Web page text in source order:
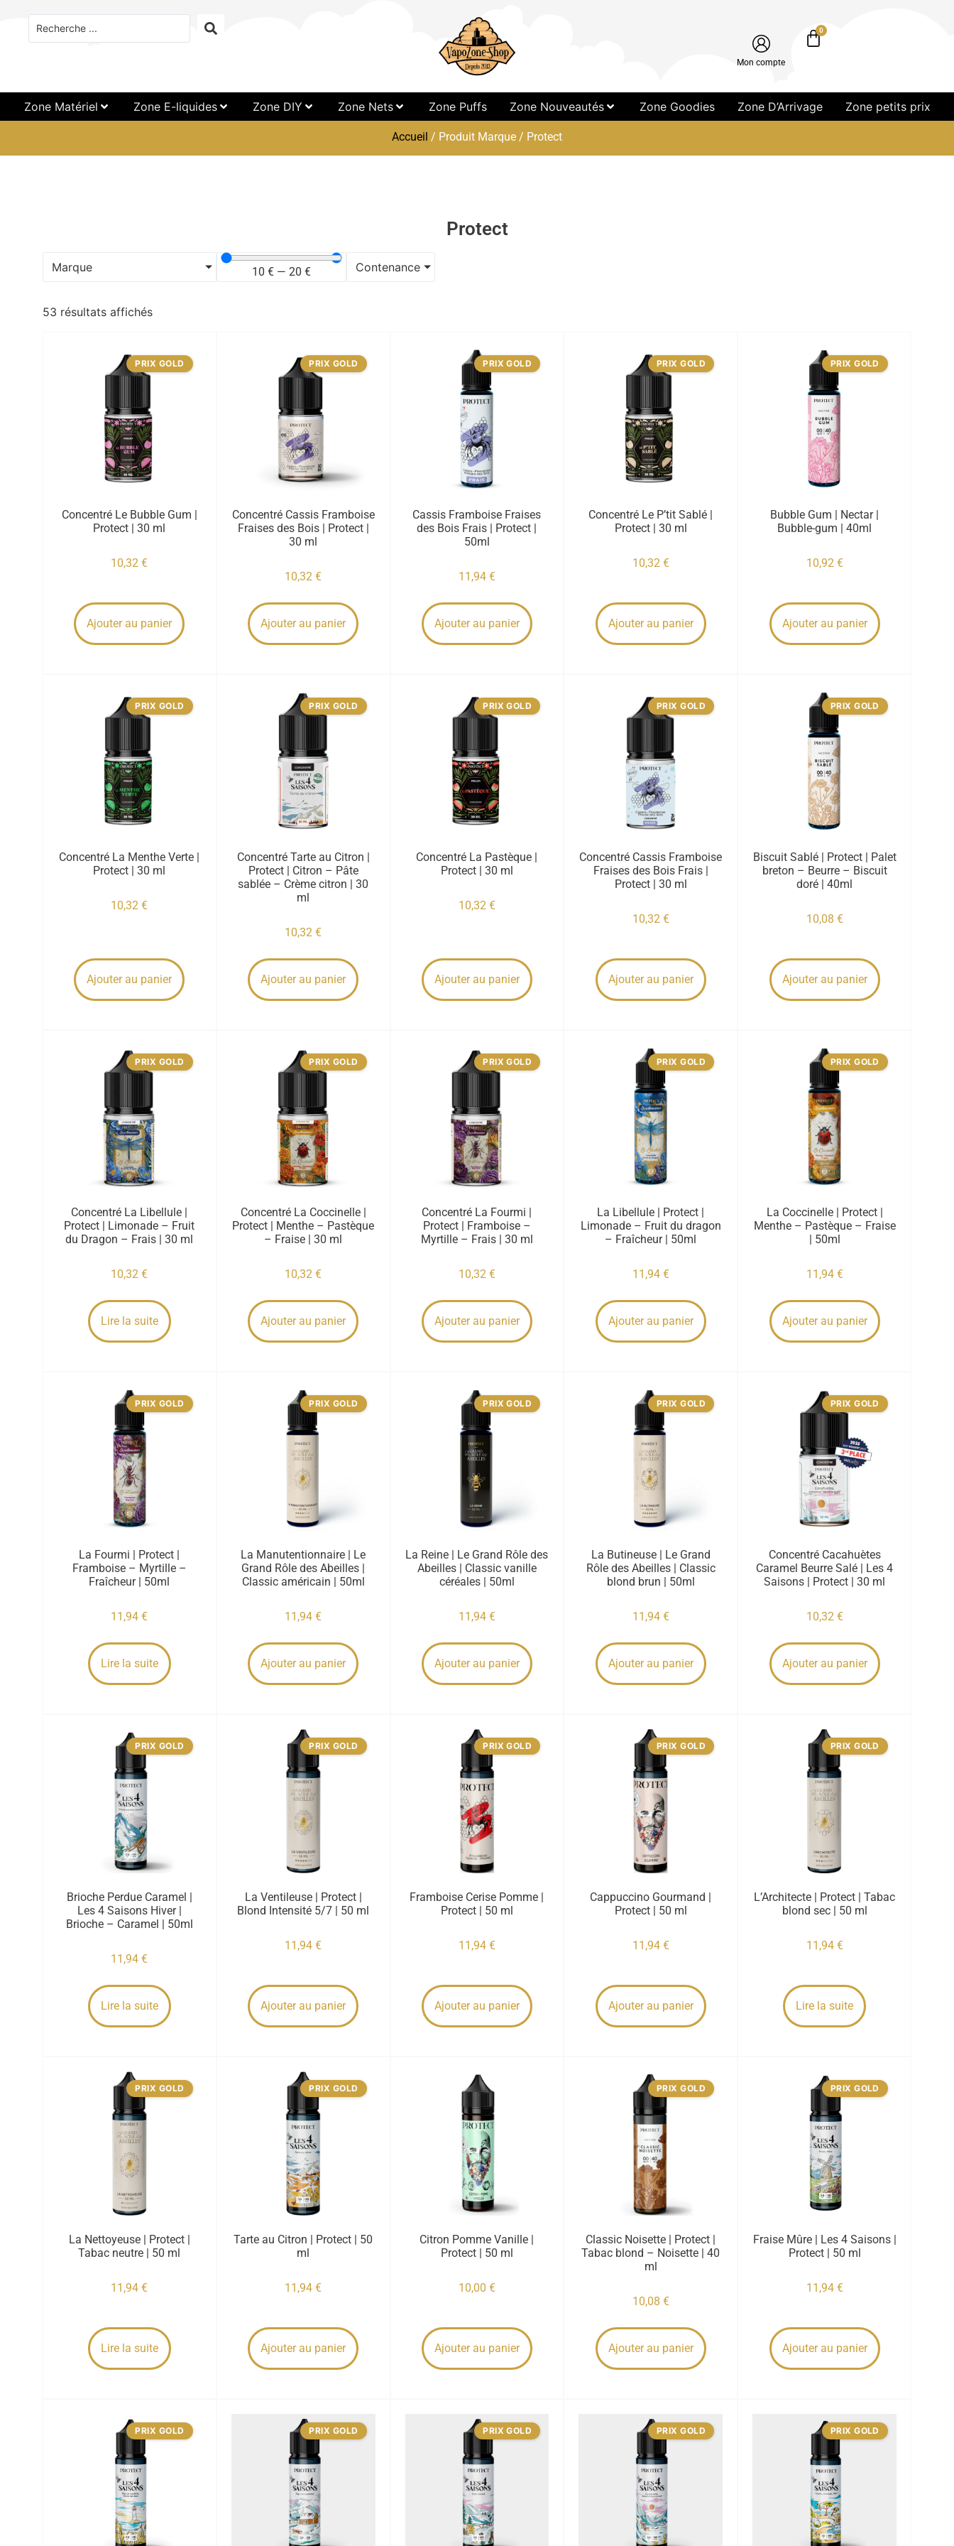
Mon compte
0
Zone Matériel Zone E-liquides Zone DIY Zone Nets Zone Puffs Zone Nouveautés Zone Goodies Zone D’Arrivage Zone petits prix
Accueil / Produit Marque / Protect
Protect
Marque 10 € —20 € Contenance
53 résultats affichés
PRIX GOLD
Concentré Le Bubble Gum |
Protect | 30 ml
10,32€
Ajouter au panier
PRIX GOLD
Concentré Cassis Framboise
Fraises des Bois | Protect |
30 ml
10,32€
Ajouter au panier
PRIX GOLD
Cassis Framboise Fraises
des Bois Frais | Protect |
50ml
11,94 €
Ajouter au panier
PRIX GOLD
Concentré Le P’tit Sablé |
Protect | 30 ml
10,32 €
Ajouter au panier
PRIX GOLD
Bubble Gum | Nectar |
Bubble-gum | 40ml
10,92 €
Ajouter au panier
PRIX GOLD
Concentré La Menthe Verte |
Protect | 30 ml
10,32€
Ajouter au panier
PRIX GOLD
Concentré Tarte au Citron |
Protect | Citron – Pâte
sablée – Crème citron | 30
ml
10,32€
Ajouter au panier
PRIX GOLD
Concentré La Pastèque |
Protect | 30 ml
10,32 €
Ajouter au panier
PRIX GOLD
Concentré Cassis Framboise
Fraises des Bois Frais |
Protect | 30 ml
10,32 €
Ajouter au panier
PRIX GOLD
Biscuit Sablé | Protect | Palet
breton – Beurre – Biscuit
doré | 40ml
10,08 €
Ajouter au panier
PRIX GOLD
Concentré La Libellule |
Protect | Limonade – Fruit
du Dragon – Frais | 30 ml
10,32€
Lire la suite
PRIX GOLD
Concentré La Coccinelle |
Protect | Menthe – Pastèque
– Fraise | 30 ml
10,32€
Ajouter au panier
PRIX GOLD
Concentré La Fourmi |
Protect | Framboise –
Myrtille – Frais | 30 ml
10,32 €
Ajouter au panier
PRIX GOLD
La Libellule | Protect |
Limonade – Fruit du dragon
– Fraîcheur | 50ml
11,94 €
Ajouter au panier
PRIX GOLD
La Coccinelle | Protect |
Menthe – Pastèque – Fraise
| 50ml
11,94 €
Ajouter au panier
PRIX GOLD
La Fourmi | Protect |
Framboise – Myrtille –
Fraîcheur | 50ml
11,94€
Lire la suite
PRIX GOLD
La Manutentionnaire | Le
Grand Rôle des Abeilles |
Classic américain | 50ml
11,94€
Ajouter au panier
PRIX GOLD
La Reine | Le Grand Rôle des
Abeilles | Classic vanille
céréales | 50ml
11,94 €
Ajouter au panier
PRIX GOLD
La Butineuse | Le Grand
Rôle des Abeilles | Classic
blond brun | 50ml
11,94 €
Ajouter au panier
PRIX GOLD
Concentré Cacahuètes
Caramel Beurre Salé | Les 4
Saisons | Protect | 30 ml
10,32 €
Ajouter au panier
PRIX GOLD
Brioche Perdue Caramel |
Les 4 Saisons Hiver |
Brioche – Caramel | 50ml
11,94€
Lire la suite
PRIX GOLD
La Ventileuse | Protect |
Blond Intensité 5/7 | 50 ml
11,94€
Ajouter au panier
PRIX GOLD
Framboise Cerise Pomme |
Protect | 50 ml
11,94 €
Ajouter au panier
PRIX GOLD
Cappuccino Gourmand |
Protect | 50 ml
11,94 €
Ajouter au panier
PRIX GOLD
L’Architecte | Protect | Tabac
blond sec | 50 ml
11,94 €
Lire la suite
PRIX GOLD
La Nettoyeuse | Protect |
Tabac neutre | 50 ml
11,94€
Lire la suite
PRIX GOLD
Tarte au Citron | Protect | 50
ml
11,94€
Ajouter au panier
Citron Pomme Vanille |
Protect | 50 ml
10,00 €
Ajouter au panier
PRIX GOLD
Classic Noisette | Protect |
Tabac blond – Noisette | 40
ml
10,08 €
Ajouter au panier
PRIX GOLD
Fraise Mûre | Les 4 Saisons |
Protect | 50 ml
11,94 €
Ajouter au panier
PRIX GOLD PRIX GOLD PRIX GOLD PRIX GOLD PRIX GOLD